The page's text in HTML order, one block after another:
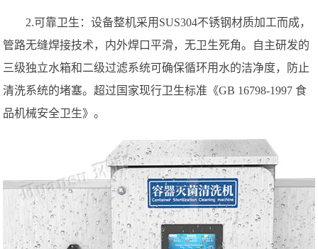
2.可靠卫生：设备整机采用SUS304不锈钢材质加工而成，
管路无缝焊接技术，内外焊口平滑，无卫生死角。自主研发的
三级独立水箱和二级过滤系统可确保循环用水的洁净度，防止
清洗系统的堵塞。超过国家现行卫生标准《GB 16798-1997 食
品机械安全卫生》。